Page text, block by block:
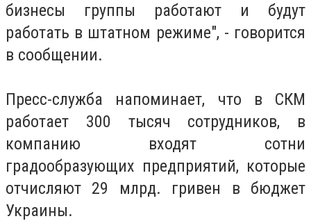
бизнесы группы работают и будут
работать в штатном режиме", - говорится
в сообщении.
Пресс-служба напоминает, что в СКМ
работает 300 тысяч сотрудников, в
компанию входят сотни
градообразующих предприятий, которые
отчисляют 29 млрд. гривен в бюджет
Украины.